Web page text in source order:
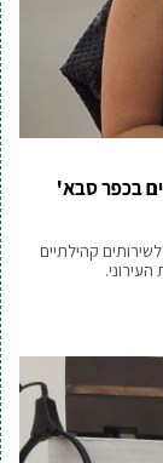
בכפר סבא'
קהילתיים